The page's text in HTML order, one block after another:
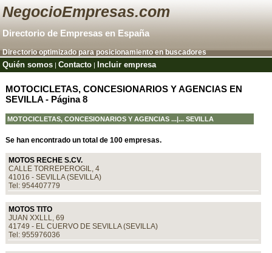
NegocioEmpresas.com
Directorio de Empresas en España
Directorio optimizado para posicionamiento en buscadores
Quién somos |Contacto Incluir empresa
MOTOCICLETAS, CONCESIONARIOS Y AGENCIAS EN
SEVILLA - Página 8
MOTOCICLETAS, CONCESIONARIOS Y AGENCIAS...|... SEVILLA
Se han encontrado un total de 100 empresas.
MOTOS RECHE S.CV.
CALLE TORREPEROGIL, 4
41016 - SEVILLA (SEVILLA)
Tel: 954407779
MOTOS TITO
JUAN XXLLL, 69
41749 - EL CUERVO DE SEVILLA (SEVILLA)
Tel: 955976036